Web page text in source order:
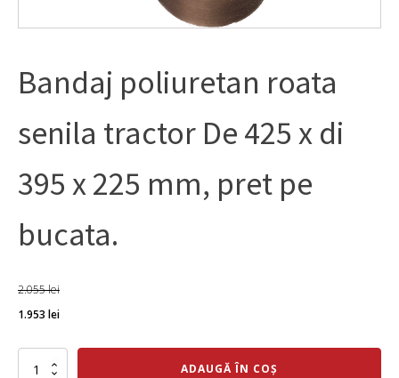
Bandaj poliuretan roata
senila tractor De 425 x di
395 x 225 mm, pret pe
bucata.
2.055lei
Prețul
1.953 leiPrețul
Cantitate
ADAUGĂ ÎN COȘ